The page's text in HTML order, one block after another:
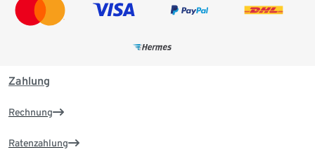
Zahlung
Rechnung
Ratenzahlung